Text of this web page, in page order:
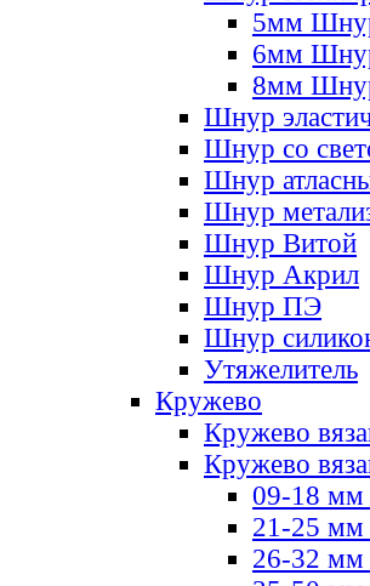
5мм
6мм
8мм
Шнур
Шнур со
Шнур
Шнур
Шнур Витой
Шнур Акрил
Шнур ПЭ
Шнур
Утяжелитель
Кружево
Кружево
Кружево
09-18 мм
21-25 мм
26-32 мм